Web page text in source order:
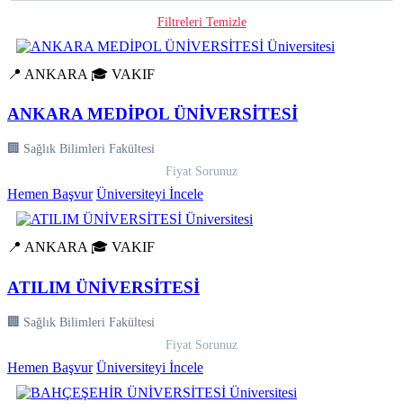
Filtreleri Temizle
📍 ANKARA 🎓 VAKIF
ANKARA MEDİPOL ÜNİVERSİTESİ
🏢 Sağlık Bilimleri Fakültesi
Fiyat Sorunuz
Hemen Başvur Üniversiteyi İncele
📍 ANKARA 🎓 VAKIF
ATILIM ÜNİVERSİTESİ
🏢 Sağlık Bilimleri Fakültesi
Fiyat Sorunuz
Hemen Başvur Üniversiteyi İncele